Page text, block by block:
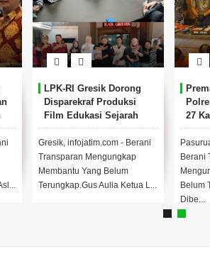
LPK-RI Gresik Dorong
Disparekraf Produksi
Film Edukasi Sejarah
Nama Wilayah
Gresik, infojatim.com - Berani
Transparan Mengungkap
Membantu Yang Belum
Terungkap.Gus Aulia Ketua L...
27
Berani
Belum
Dibe...